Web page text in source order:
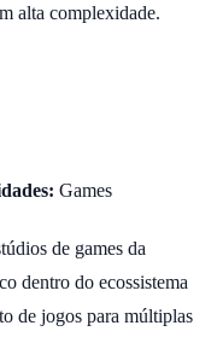
alta complexidade.
Games
de games da
dentro do ecossistema
de jogos para múltiplas